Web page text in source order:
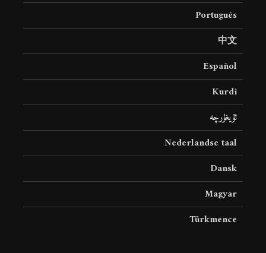
Português
中文
Español
Kurdî
ئۇيغۇرچە
Nederlandse taal
Dansk
Magyar
Türkmence